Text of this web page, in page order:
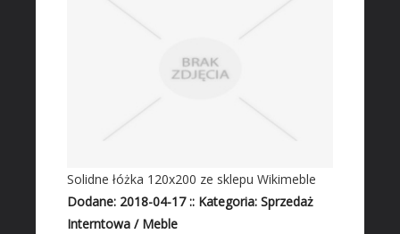
Materiały Budowlane
Solidne łóżka 120x200 ze sklepu Wikimeble
Dodane: 2018-04-17 :: Kategoria: Sprzedaż
Interntowa / Meble